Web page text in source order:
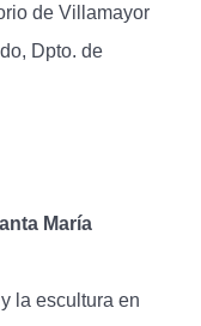
de Villamayor
Dpto. de
María
la escultura en